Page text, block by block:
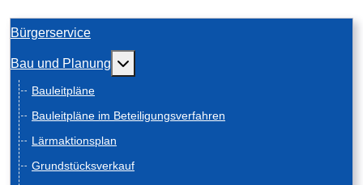
Bürgerservice
Bau und Planung Weitere Informationen: Bau und Planung
Bauleitpläne
Bauleitpläne im Beteiligungsverfahren
Lärmaktionsplan
Grundstücksverkauf